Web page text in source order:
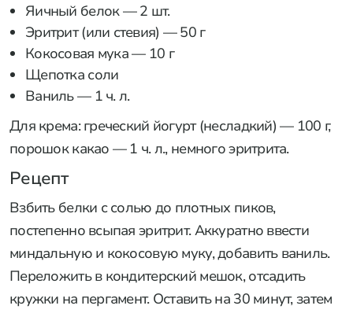
Яичный белок — 2 шт.
Эритрит (или стевия) — 50 г
Кокосовая мука — 10 г
Щепотка соли
Ваниль — 1 ч. л.
Для крема: греческий йогурт (несладкий) — 100 г,
порошок какао — 1 ч. л., немного эритрита.
Рецепт
Взбить белки с солью до плотных пиков,
постепенно всыпая эритрит. Аккуратно ввести
миндальную и кокосовую муку, добавить ваниль.
Переложить в кондитерский мешок, отсадить
кружки на пергамент. Оставить на 30 минут, затем